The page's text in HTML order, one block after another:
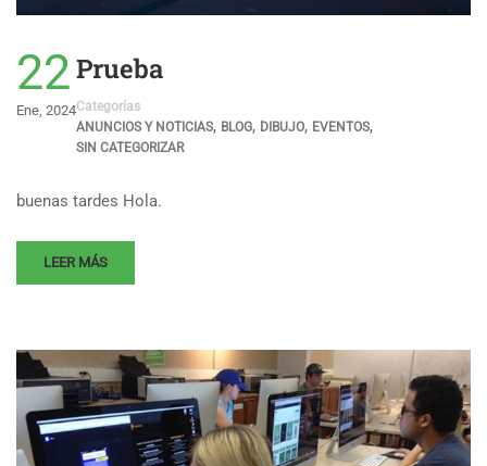
22
Ene, 2024
Prueba
Categorías
ANUNCIOS Y NOTICIAS, BLOG, DIBUJO, EVENTOS,
SIN CATEGORIZAR
buenas tardes Hola.
LEER MÁS